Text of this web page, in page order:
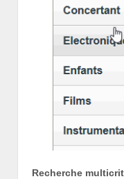
Recherche